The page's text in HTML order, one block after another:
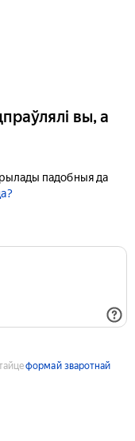
вы, а
падобныя да
формай зваротнай